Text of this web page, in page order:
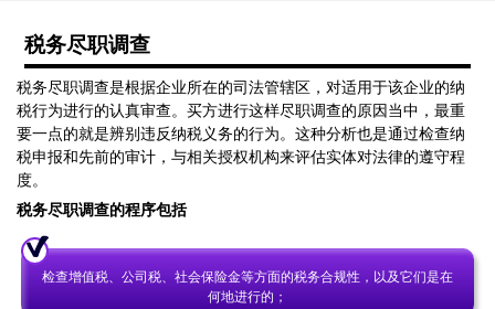
税务尽职调查
税务尽职调查是根据企业所在的司法管辖区，对适用于该企业的纳
税行为进行的认真审查。买方进行这样尽职调查的原因当中，最重
要一点的就是辨别违反纳税义务的行为。这种分析也是通过检查纳
税申报和先前的审计，与相关授权机构来评估实体对法律的遵守程
度。
税务尽职调查的程序包括
检查增值税、公司税、社会保险金等方面的税务合规性，以及它们是在
何地进行的；